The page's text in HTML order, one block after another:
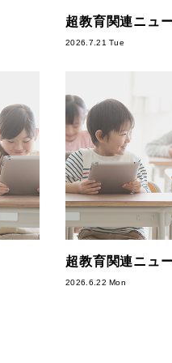
超教育関連ニュ
2026.7.21 Tue
超教育関連ニュ
2026.6.22 Mon